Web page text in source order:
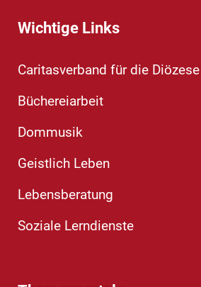
Wichtige Links
Caritasverband für die
Büchereiarbeit
Dommusik
Geistlich Leben
Lebensberatung
Soziale Lerndienste